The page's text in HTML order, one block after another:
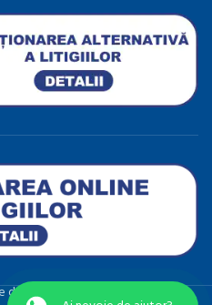
rezervate.